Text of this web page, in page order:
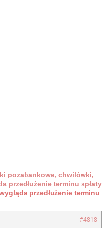
pozabankowe, chwilówki,
przedłużenie terminu spłaty
przedłużenie terminu
#4818